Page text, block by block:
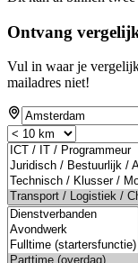
Ontvang
Vul in waar je
mailadres niet!